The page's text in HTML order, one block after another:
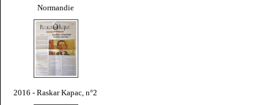
Normandie
2016 - Raskar Kapac, n°2